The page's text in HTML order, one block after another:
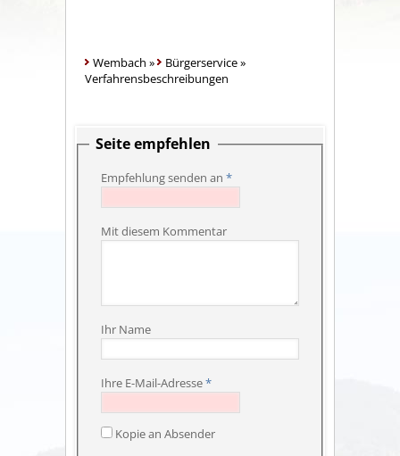
Wembach » Bürgerservice»
Verfahrensbeschreibungen
Seite empfehlen
Empfehlung senden an *
Mit diesem Kommentar
Ihr Name
Ihre E-Mail-Adresse*
Kopie an Absender